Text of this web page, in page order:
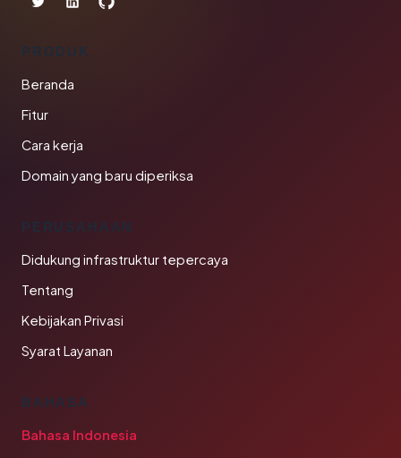
PRODUK
Beranda
Fitur
Cara kerja
Domain yang baru diperiksa
PERUSAHAAN
Didukung infrastruktur tepercaya
Tentang
Kebijakan Privasi
Syarat Layanan
BAHASA
Bahasa Indonesia